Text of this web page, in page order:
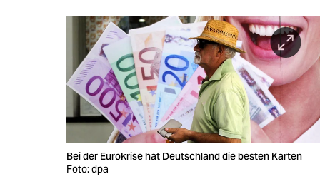
Bei der Eurokrise hat Deutschland die besten Karten
Foto: dpa